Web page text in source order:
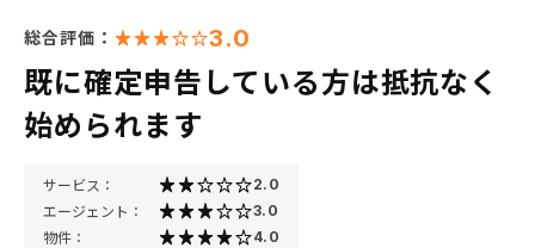
総合評価： 3.0
既に確定申告している方は抵抗なく
始められます
サービス： 2.0
エージェント： 3.0
物件： 4.0